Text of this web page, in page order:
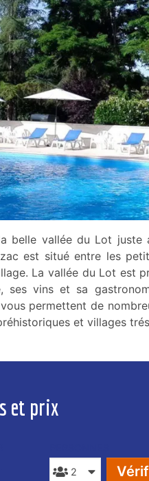
belle vallée du Lot
est situé entre les
La vallée du Lot est
vins et sa
permettent de
et villages
et prix